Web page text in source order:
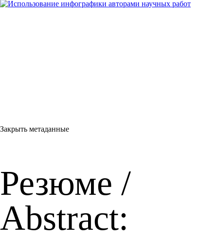
Закрыть метаданные
Резюме /
Abstract: